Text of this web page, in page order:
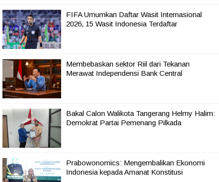
FIFA Umumkan Daftar Wasit Internasional
2026, 15 Wasit Indonesia Terdaftar
Membebaskan sektor Riil dari Tekanan
Merawat Independensi Bank Central
Bakal Calon Walikota Tangerang Helmy Halim:
Demokrat Partai Pemenang Pilkada
Prabowonomics: Mengembalikan Ekonomi
Indonesia kepada Amanat Konstitusi